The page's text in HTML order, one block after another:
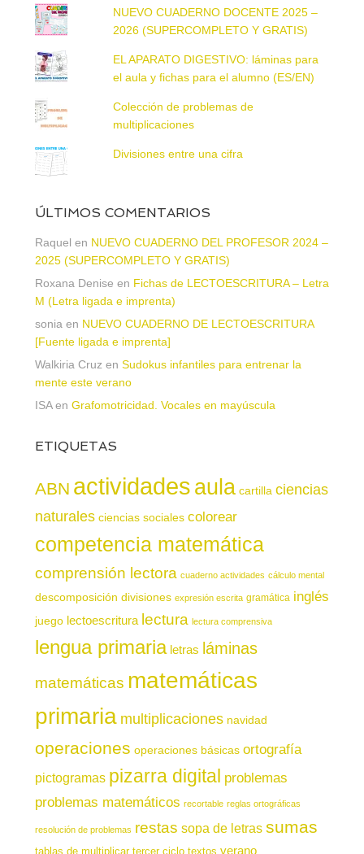
NUEVO CUADERNO DOCENTE 2025 –
2026 (SUPERCOMPLETO Y GRATIS)
EL APARATO DIGESTIVO: láminas para
el aula y fichas para el alumno (ES/EN)
Colección de problemas de
multiplicaciones
Divisiones entre una cifra
ÚLTIMOS COMENTARIOS
Raquel en NUEVO CUADERNO DEL PROFESOR 2024 –
2025 (SUPERCOMPLETO Y GRATIS)
Roxana Denise en Fichas de LECTOESCRITURA – Letra
M (Letra ligada e imprenta)
sonia en NUEVO CUADERNO DE LECTOESCRITURA
[Fuente ligada e imprenta]
Walkiria Cruz en Sudokus infantiles para entrenar la
mente este verano
ISAen Grafomotricidad. Vocales en mayúscula
ETIQUETAS
ABN actividadesaula cartilla ciencias
naturales ciencias sociales colorear
competencia matemática
comprensión lectora cuaderno actividades cálculo mental
descomposición divisiones expresión escrita gramática inglés
juego lectoescritura lectura lectura comprensiva
lengua primaria letras láminas
matemáticas matemáticas
primaria multiplicaciones navidad
operaciones operaciones básicas ortografía
pictogramas pizarra digital problemas
problemas matemáticos recortable reglas ortográficas
resolución de problemas restas sopa de letras sumas
tablas de multiplicar tercer ciclo textos verano